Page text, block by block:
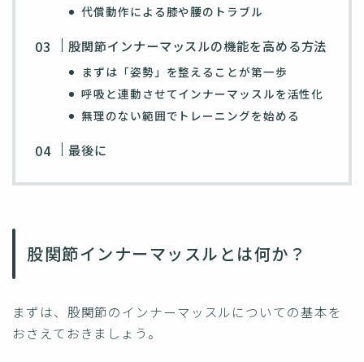
代償動作による膝や腰のトラブル
股関節インナーマッスルの機能を高める方法
まずは「姿勢」を整えることが第一歩
呼吸と連動させてインナーマッスルを活性化
無理のない範囲でトレーニングを始める
最後に
股関節インナーマッスルとは何か？
まずは、股関節のインナーマッスルについての基本を
おさえておきましょう。